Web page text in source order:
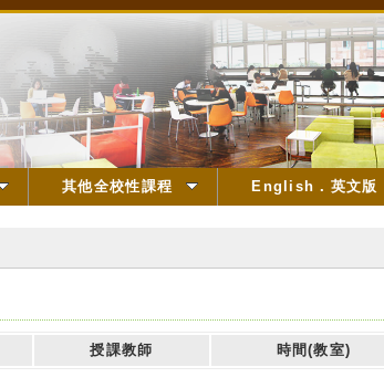
其他全校性課程 English．英文版
授課教師 時間(教室)